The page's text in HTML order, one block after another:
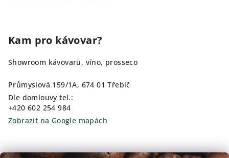
Kam pro kávovar?
Showroom kávovarů, víno, prosseco
Průmyslová 159/1A, 674 01 Třebíč
Dle domlouvy tel.:
+420 602 254 984
Zobrazit na Google mapách